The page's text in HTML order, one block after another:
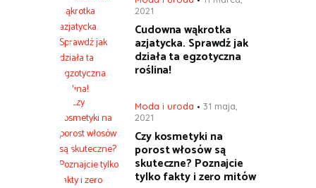
2021
Cudowna wąkrotka
azjatycka. Sprawdź jak
działa ta egzotyczna
roślina!
Moda i uroda
31 maja,
2021
Czy kosmetyki na
porost włosów są
skuteczne? Poznajcie
tylko fakty i zero mitów